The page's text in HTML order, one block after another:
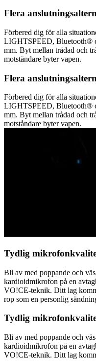
Flera
Förbered dig för alla
LIGHTSPEED, Bluetooth®
mm. Byt mellan trådad och
motståndare byter vapen.
Flera
Förbered dig för alla
LIGHTSPEED, Bluetooth®
mm. Byt mellan trådad och
motståndare byter vapen.
Tydlig
Bli av med poppande och
kardioidmikrofon på en
VO!CE-teknik. Ditt lag
rop som en personlig
Tydlig
Bli av med poppande och
kardioidmikrofon på en
VO!CE-teknik. Ditt lag